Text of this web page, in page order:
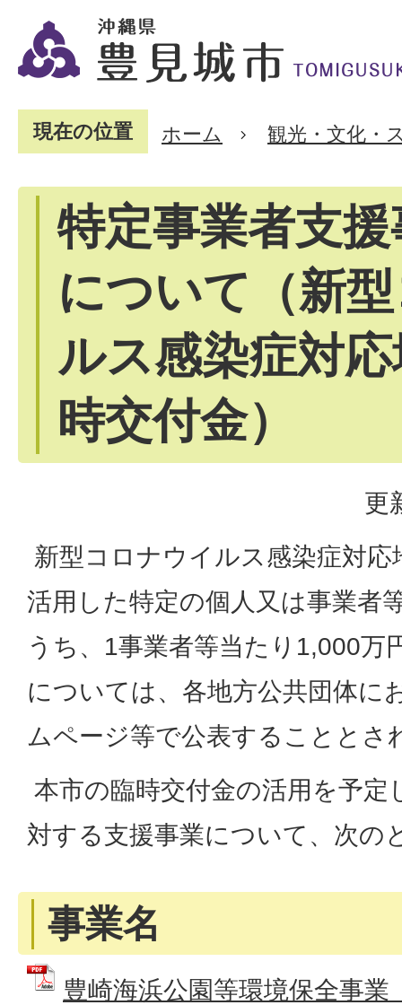
現在の位置 ホーム 観光・文化・
特定事業者支
について（新
ルス感染症対
時交付金）
更
新型コロナウイルス感染症対応
活用した特定の個人又は事業者
うち、1事業者等当たり1,000万
については、各地方公共団体に
ムページ等で公表することとさ
本市の臨時交付金の活用を予定
対する支援事業について、次の
事業名
豊崎海浜公園等環境保全事業